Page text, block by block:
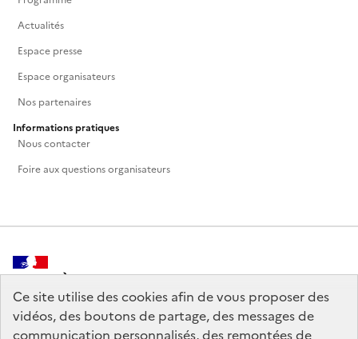
Ce site utilise des cookies afin de vous proposer des
vidéos, des boutons de partage, des messages de
communication personnalisés, des remontées de
Actualités
Espace presse
Espace organisateurs
Nos partenaires
Informations pratiques
Nous contacter
Foire aux questions organisateurs
MINISTÈRE
DE LA CULTURE